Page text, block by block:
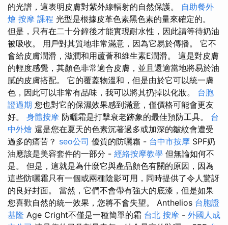
的光譜，這表明皮膚對紫外線輻射的自然保護。 自助餐外
燴 按摩 課程 光型是根據皮革色素黑色素的量來確定的。
但是，只有在二十分鐘後才能實現耐水性，因此請等待奶油
被吸收。 用戶對其質地非常滿意，因為它易於傳播。 它不
會給皮膚潤滑，滋潤和用蘆薈和維生素E潤滑。 這是對皮膚
的輕度感覺，其顏色非常適合皮膚，並且還適當地將易於油
膩的皮膚搭配。 它的覆蓋物溫和，但是由於它可以統一膚
色，因此可以非常有品味，我可以將其扔掉以化妝。 台胞
證過期 您也對它的保濕效果感到滿意，僅價格可能會更友
好。 身體按摩 防曬霜是打擊衰老跡象的最佳預防工具。 台
中外燴 還是您在夏天的色素沉著過多或加深的皺紋會遭受
過多的痛苦？ seo公司 優質的防曬霜 - 台中市按摩 SPF奶
油應該是美容套件的一部分 - 經絡按摩教學 但無論如何不
是。 但是，這就是為什麼它與產品顏色有關的原因，因為
這些防曬霜只有一個或兩種陰影可用，同時提供了令人驚訝
的良好封面。 當然，它們不會帶有強大的底漆，但是如果
您喜歡自然的統一效果，您將不會失望。 Anthelios 台胞證
基隆 Age Cright不僅是一種簡單的霜 台北 按摩 - 外國人成